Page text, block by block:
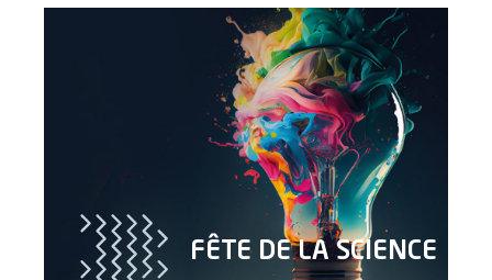
FÊTE DE LA SCIENCE